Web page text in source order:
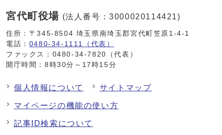
宮代町役場 (法人番号：3000020114421)
住所：〒345-8504 埼玉県南埼玉郡宮代町笠原1-4-1
電話： 0480-34-1111（代表）
ファックス：0480-34-7820（代表）
開庁時間：8時30分～17時15分
個人情報について サイトマップ
マイページの機能の使い方
記事ID検索について